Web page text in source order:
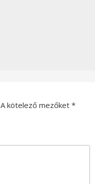
A kötelező mezőket *